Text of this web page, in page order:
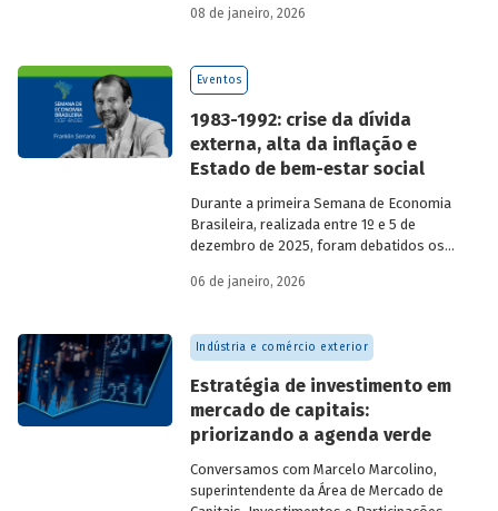
economia do país nos últimos 40 anos,
economistas renomados.
08 de janeiro, 2026
Eventos
1983-1992: crise da dívida
externa, alta da inflação e
Estado de bem-estar social
Durante a primeira Semana de Economia
Brasileira, realizada entre 1º e 5 de
dezembro de 2025, foram debatidos os
economia do país nos últimos 40 anos,
economistas renomados.
06 de janeiro, 2026
Indústria e comércio exterior
Estratégia de investimento em
mercado de capitais:
priorizando a agenda verde
Conversamos com Marcelo Marcolino,
superintendente da Área de Mercado de